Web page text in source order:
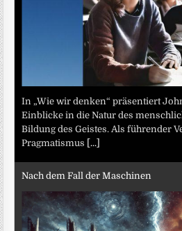
In „Wie wir denken“ präsentiert
Einblicke in die Natur des
Bildung des Geistes. Als führender
Pragmatismus [...]
Nach dem Fall der Maschinen